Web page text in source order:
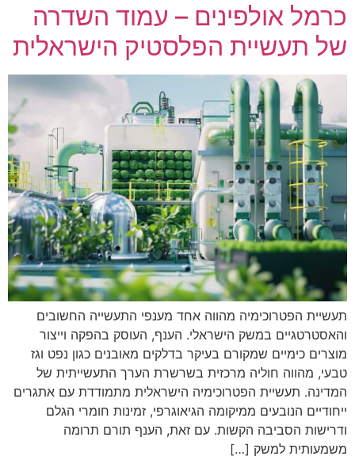
כרמל אולפינים – עמוד השדרה
של תעשיית הפלסטיק הישראלית
תעשיית הפטרוכימיה מהווה אחד מענפי התעשייה החשובים
והאסטרטגיים במשק הישראלי. הענף, העוסק בהפקה וייצור
מוצרים כימיים שמקורם בעיקר בדלקים מאובנים כגון נפט וגז
טבעי, מהווה חוליה מרכזית בשרשרת הערך התעשייתית של
המדינה. תעשיית הפטרוכימיה הישראלית מתמודדת עם אתגרים
ייחודיים הנובעים ממיקומה הגיאוגרפי, זמינות חומרי הגלם
ודרישות הסביבה הקשות. עם זאת, הענף תורם תרומה
משמעותית למשק […]